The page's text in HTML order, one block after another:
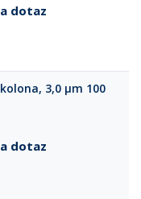
dotaz
kolona, 3,0 µm 100
dotaz